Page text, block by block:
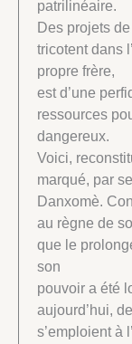
patrilinéaire.
Des projets
tricotent dans
propre frère,
est d’une
ressources
dangereux.
Voici,
marqué, par
Danxomè.
au règne de
que le
son
pouvoir a été
aujourd’hui,
s’emploient à